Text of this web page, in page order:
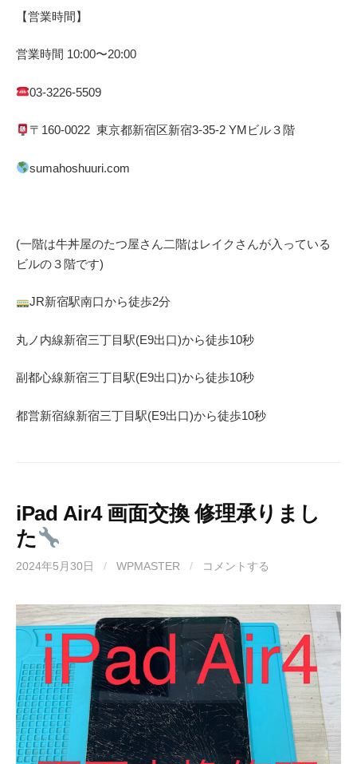
【営業時間】
営業時間 10:00〜20:00
03-3226-5509
〒 160-0022 東京都新宿区新宿3-35-2 YMビル３階
sumahoshuuri.com
(一階は牛丼屋のたつ屋さん二階はレイクさんが入っている
ビルの３階です)
JR新宿駅南口から徒歩2分
丸ノ内線新宿三丁目駅(E9出口)から徒歩10秒
副都心線新宿三丁目駅(E9出口)から徒歩10秒
都営新宿線新宿三丁目駅(E9出口)から徒歩10秒
iPad Air4 画面交換 修理承りまし
た
2024年5月30日 / WPMASTER / コメントする